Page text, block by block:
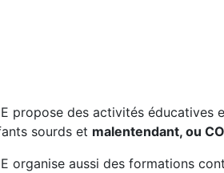
propose des activités éducatives
sourds et malentendant, ou
organise aussi des formations